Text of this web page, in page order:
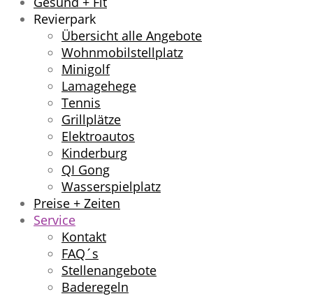
Revierpark
Übersicht alle Angebote
Wohnmobilstellplatz
Minigolf
Lamagehege
Tennis
Grillplätze
Elektroautos
Kinderburg
QI Gong
Wasserspielplatz
Preise + Zeiten
Service
Kontakt
FAQ´s
Stellenangebote
Baderegeln